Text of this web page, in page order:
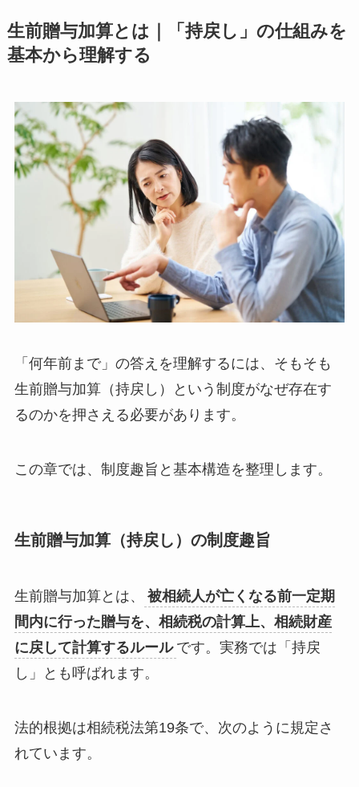
生前贈与加算とは｜「持戻し」の仕組みを
基本から理解する
「何年前まで」の答えを理解するには、そもそも
生前贈与加算（持戻し）という制度がなぜ存在す
るのかを押さえる必要があります。
この章では、制度趣旨と基本構造を整理します。
生前贈与加算（持戻し）の制度趣旨
生前贈与加算とは、
被相続人が亡くなる前一定期
間内に行った贈与を、相続税の計算上、相続財産
に戻して計算するルール です。実務では「持戻
し」とも呼ばれます。
法的根拠は相続税法第19条で、次のように規定さ
れています。